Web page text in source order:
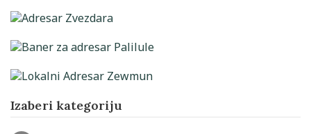
Izaberi kategoriju